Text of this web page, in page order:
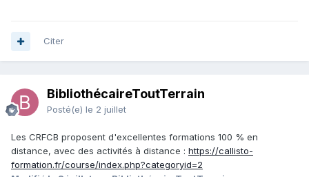
Citer
BibliothécaireToutTerrain
Posté(e) le 2 juillet
Les CRFCB proposent d'excellentes formations 100 % en
distance, avec des activités à distance : https://callisto-
formation.fr/course/index.php?categoryid=2